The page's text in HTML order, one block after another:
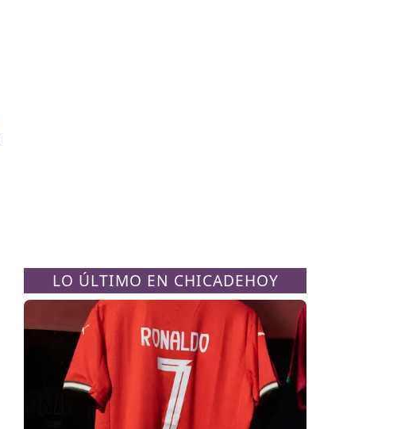
LO ÚLTIMO EN CHICADEHOY